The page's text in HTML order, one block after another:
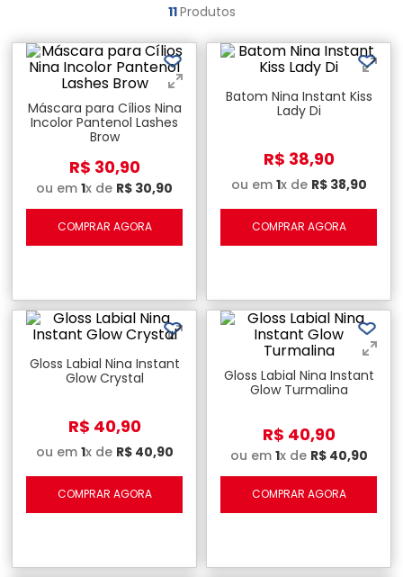
11Produtos
Máscara para Cílios Nina
Incolor Pantenol Lashes
Brow
R$ 30,90
ou em 1x de R$ 30,90
COMPRAR AGORA
Batom Nina Instant Kiss
Lady Di
R$ 38,90
ou em 1x de R$ 38,90
COMPRAR AGORA
Gloss Labial Nina Instant
Glow Crystal
R$ 40,90
ou em 1x de R$ 40,90
COMPRAR AGORA
Gloss Labial Nina Instant
Glow Turmalina
R$ 40,90
ou em 1x de R$ 40,90
COMPRAR AGORA